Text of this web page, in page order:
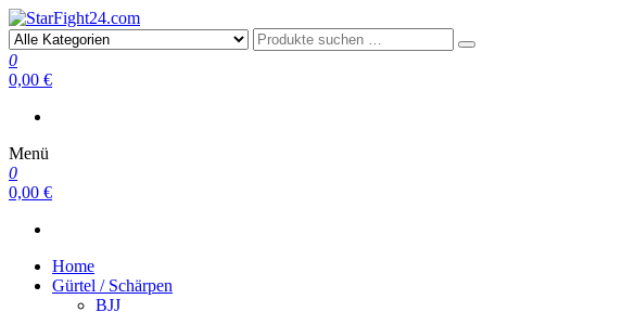
StarFight24.com
Kampfsportartikel
0
0,00 €
Menü
0
0,00 €
Home
Gürtel / Schärpen
BJJ